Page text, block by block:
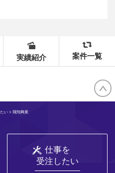
実績紹介 案件一覧
い> 飛翔興業
仕事を
受注したい